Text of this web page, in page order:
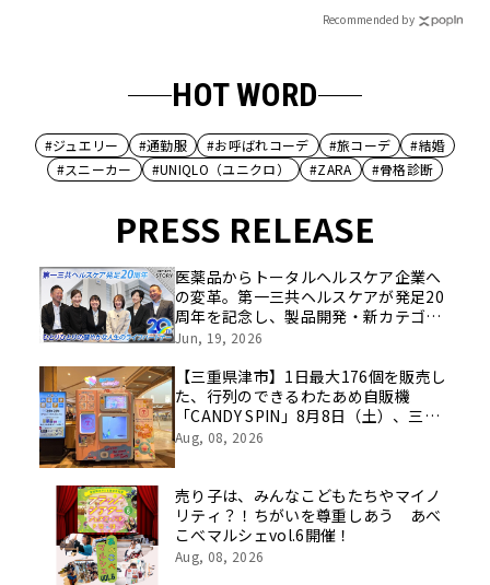
Recommended by
HOT WORD
#ジュエリー #通勤服 #お呼ばれコーデ #旅コーデ
#結婚
#スニーカー
#UNIQLO（ユニクロ） #ZARA #骨格診断
PRESS RELEASE
医薬品からトータルヘルスケア企業へ
の変革。第一三共ヘルスケアが発足20
周年を記念し、製品開発・新カテゴリ
挑戦の舞台や旧社統合時のエピソード
像を公開！
Jun, 19, 2026
【三重県津市】1日最大176個を販売し
た、行列のできるわたあめ自販機
「CANDY SPIN」8月8日（土）、三重
県津市のイオンモール津南に設置。
Aug, 08, 2026
売り子は、みんなこどもたちやマイノ
リティ？！ちがいを尊重しあう あべ
こべマルシェvol.6開催！
Aug, 08, 2026